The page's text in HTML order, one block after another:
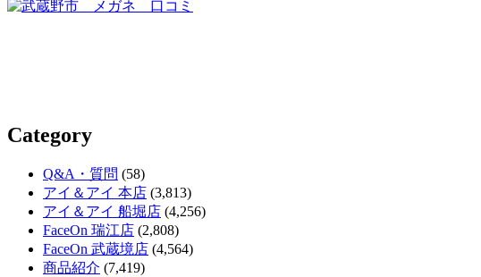
Category
Q&A・質問 (58)
アイ＆アイ 本店 (3,813)
アイ＆アイ 船堀店 (4,256)
FaceOn 瑞江店 (2,808)
FaceOn 武蔵境店 (4,564)
商品紹介 (7,419)